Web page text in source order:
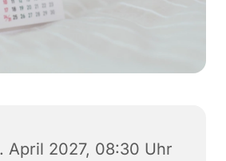
April 2027, 08:30 Uhr